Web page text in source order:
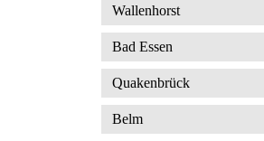
Wallenhorst
Bad Essen
Quakenbrück
Belm